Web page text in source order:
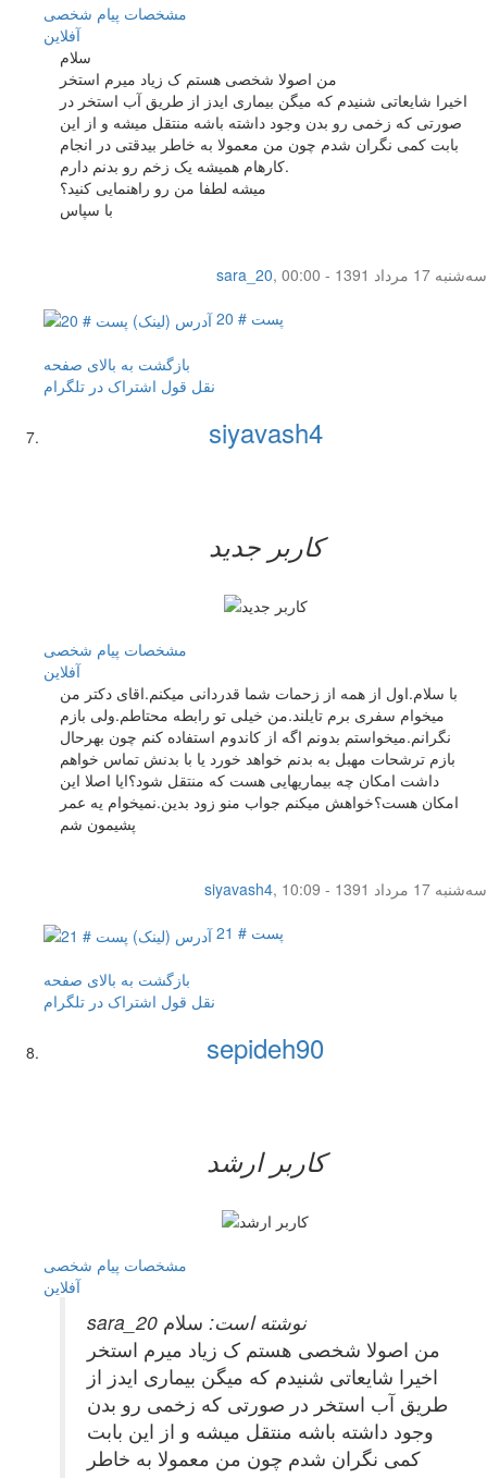
مشخصات پیام شخصی
آفلاين
سلام
من اصولا شخصی هستم ک زیاد میرم استخر
اخیرا شایعاتی شنیدم که میگن بیماری ایدز از طریق آب استخر در
صورتی که زخمی رو بدن وجود داشته باشه منتقل میشه و از این
بابت کمی نگران شدم چون من معمولا به خاطر بیدقتی در انجام
کارهام همیشه یک زخم رو بدنم دارم.
میشه لطفا من رو راهنمایی کنید؟
با سپاس
sara_20,
سه‌شنبه 17 مرداد 1391 - 00:00
پست # 20
بازگشت به بالای صفحه
نقل قول اشتراک در تلگرام
siyavash4
کاربر جدید
مشخصات پیام شخصی
آفلاين
با سلام.اول از همه از زحمات شما قدردانی میکنم.اقای دکتر من
میخوام سفری برم تایلند.من خیلی تو رابطه محتاطم.ولی بازم
نگرانم.میخواستم بدونم اگه از کاندوم استفاده کنم چون بهرحال
بازم ترشحات مهبل به بدنم خواهد خورد یا با بدنش تماس خواهم
داشت امکان چه بیماریهایی هست که منتقل شود؟ایا اصلا این
امکان هست؟خواهش میکنم جواب منو زود بدین.نمیخوام یه عمر
پشیمون شم
siyavash4,
سه‌شنبه 17 مرداد 1391 - 10:09
پست # 21
بازگشت به بالای صفحه
نقل قول اشتراک در تلگرام
sepideh90
کاربر ارشد
مشخصات پیام شخصی
آفلاين
sara_20 نوشته است: سلام
من اصولا شخصی هستم ک زیاد میرم استخر
اخیرا شایعاتی شنیدم که میگن بیماری ایدز از
طریق آب استخر در صورتی که زخمی رو بدن
وجود داشته باشه منتقل میشه و از این بابت
کمی نگران شدم چون من معمولا به خاطر